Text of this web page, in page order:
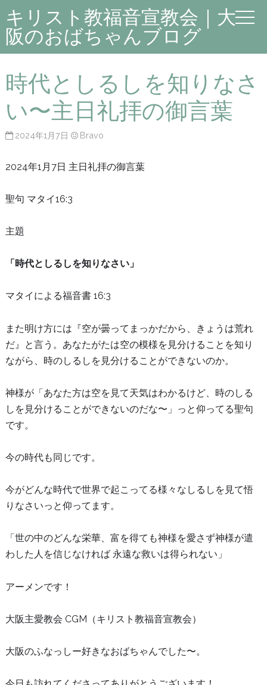
キリスト教福音宣教会｜大
阪のおばちゃんブログ
時代としるしを知りなさ
い〜主日礼拝の御言葉
2024年1月7日 Bravo
2024年1月7日 主日礼拝の御言葉
聖句 マタイ16:3
主題
「時代としるしを知りなさい」
マタイによる福音書 16:3
また明け方には『空が曇ってまっかだから、きょうは荒れ
だ』と言う。あなたがたは空の模様を見分けることを知り
ながら、時のしるしを見分けることができないのか。
神様が「あなた方は空を見て天気はわかるけど、時のしる
しを見分けることができないのだな〜」っと仰ってる聖句
です。
今の時代も同じです。
今がどんな時代で世界で起こってる様々なしるしを見て悟
りなさいっと仰ってます。
「世の中のどんな栄華、富を得ても神様を愛さず神様が遣
わした人を信じなければ 永遠な救いは得られない」
アーメンです！
大阪主愛教会 CGM（キリスト教福音宣教会）
大阪のふなっしー好きなおばちゃんでした〜。